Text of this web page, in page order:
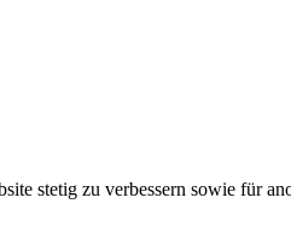
stetig zu verbessern sowie für